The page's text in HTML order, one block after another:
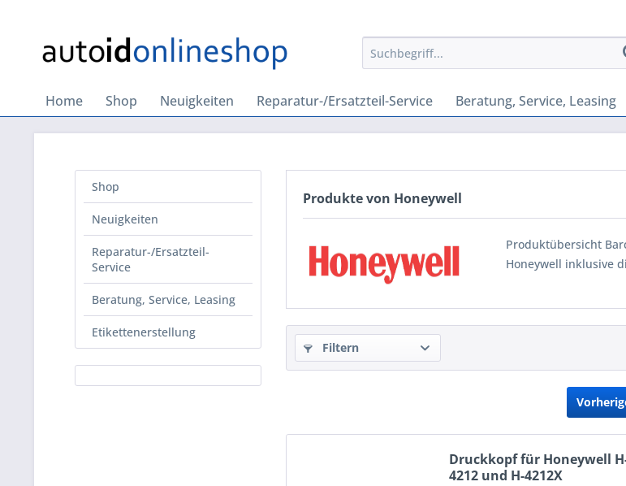
Home Shop Neuigkeiten Reparatur-/Ersatzteil-Service Beratung, Service, Leasing
Shop
Neuigkeiten
Reparatur-/Ersatzteil-
Service
Beratung, Service, Leasing
Etikettenerstellung
Produkte von Honeywell
Produktübersicht
Honeywell inklusive
Filtern
Druckkopf für Honeywell
4212 und H-4212X